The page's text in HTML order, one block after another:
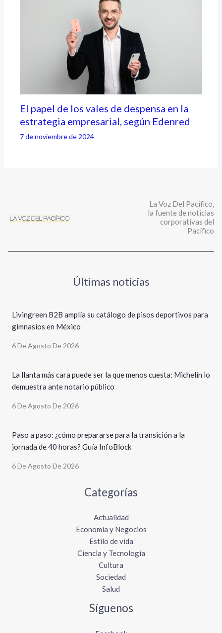
El papel de los vales de despensa en la
estrategia empresarial, según Edenred
7 de noviembre de 2024
La Voz Del Pacífico,
la fuente de noticias
corporativas del
Pacífico
Últimas noticias
Livingreen B2B amplía su catálogo de pisos deportivos para
gimnasios en México
6 De Agosto De 2026
La llanta más cara puede ser la que menos cuesta: Michelin lo
demuestra ante notario público
6 De Agosto De 2026
Paso a paso: ¿cómo prepararse para la transición a la
jornada de 40 horas? Guía InfoBlock
6 De Agosto De 2026
Categorías
Actualidad
Economía y Negocios
Estilo de vida
Ciencia y Tecnología
Cultura
Sociedad
Salud
Síguenos